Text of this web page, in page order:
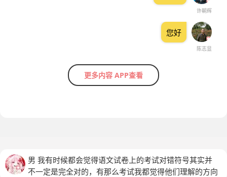
许朝辉
陈志显
您好
更多内容 APP查看
男 我有时候都会觉得语文试卷上的考试对错符号其实并
不一定是完全对的，有那么考试我都觉得他们理解的方向